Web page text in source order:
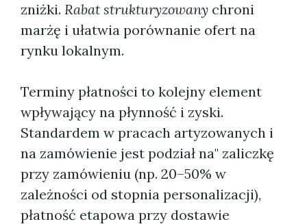
zniżki. Rabat strukturyzowany chroni
marżę i ułatwia porównanie ofert na
rynku lokalnym.
Terminy płatności to kolejny element
wpływający na płynność i zyski.
Standardem w pracach artyzowanych i
na zamówienie jest podział na" zaliczkę
przy zamówieniu (np. 20–50% w
zależności od stopnia personalizacji),
płatność etapowa przy dostawie